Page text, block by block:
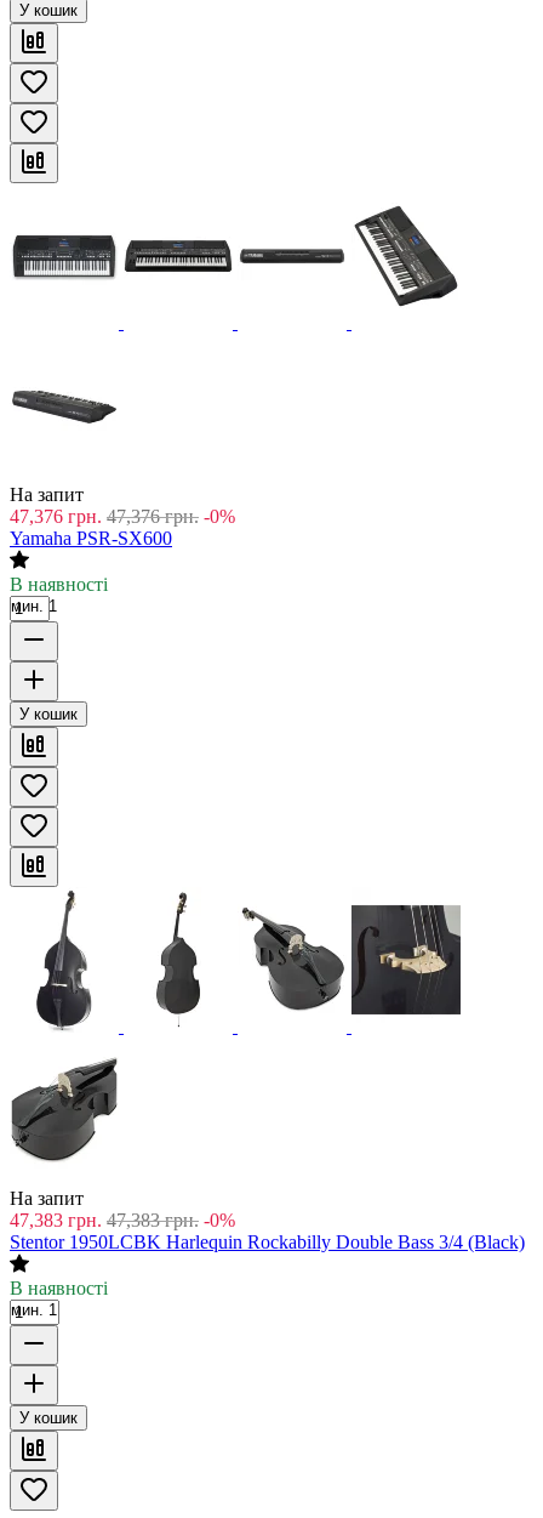
У кошик
На запит
47,376 грн. 47,376 грн. -0%
Yamaha PSR-SX600
В наявності
мин. 1
У кошик
На запит
47,383 грн. 47,383 грн. -0%
Stentor 1950LCBK Harlequin Rockabilly Double Bass 3/4 (Black)
В наявності
мин. 1
У кошик